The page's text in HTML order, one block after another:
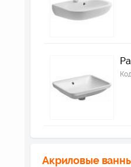
Акриловые